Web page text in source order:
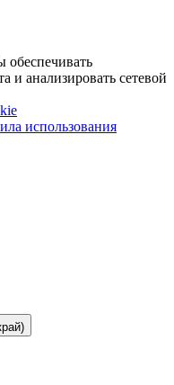
и анализировать сетевой
использования